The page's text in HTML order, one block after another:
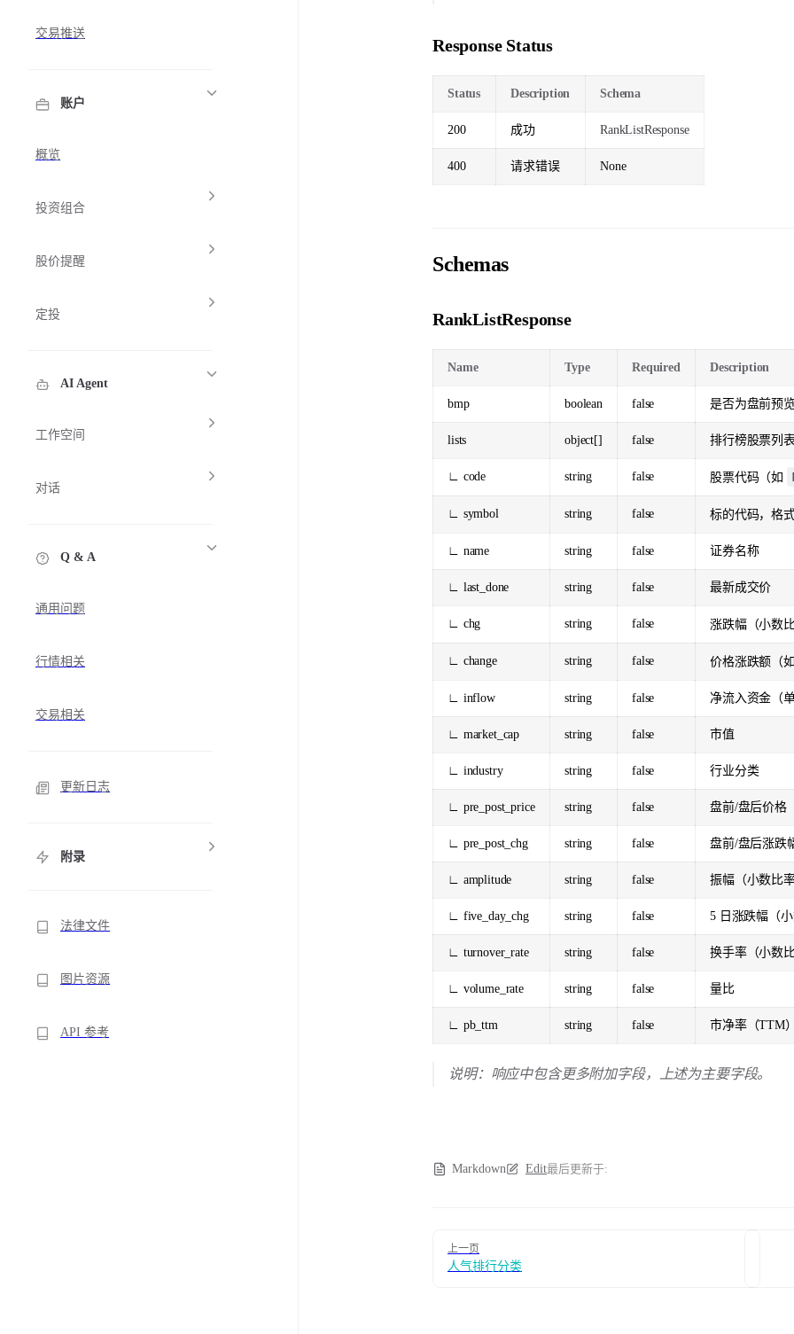
交易推送
账户
概览
投资组合
股价提醒
定投
AI Agent
工作空间
对话
Q & A
通用问题
行情相关
交易相关
更新日志
附录
法律文件
图片资源
API 参考
Response Status
Status Description Schema
200 成功 RankListResponse
400 请求错误 None
Schemas
RankListResponse
Name Type Required Description
bmp boolean false 是否为盘前预
lists object[] false 排行榜股票列
∟ code string false 股票代码（如
∟ symbol string false 标的代码，格
∟ name string false 证券名称
∟ last_done string false 最新成交价
∟ chg string false 涨跌幅（小数
∟ change string false 价格涨跌额（
∟ inflow string false 净流入资金（
∟ market_cap string false 市值
∟ industry string false 行业分类
∟ pre_post_price string false 盘前/盘后价格
∟ pre_post_chg string false 盘前/盘后涨跌
∟ amplitude string false 振幅（小数比
∟ five_day_chg string false 5 日涨跌幅（
∟ turnover_rate string false 换手率（小数
∟ volume_rate string false 量比
∟ pb_ttm string false 市净率（TTM
说明：响应中包含更多附加字段，上述为主要字段。
Markdown Edit最后更新于:
上一页
人气排行分类